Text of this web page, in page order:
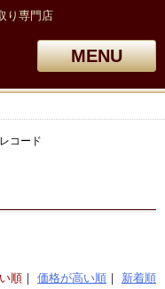
り専門店
MENU
レコード
順 価格が高い順 新着順